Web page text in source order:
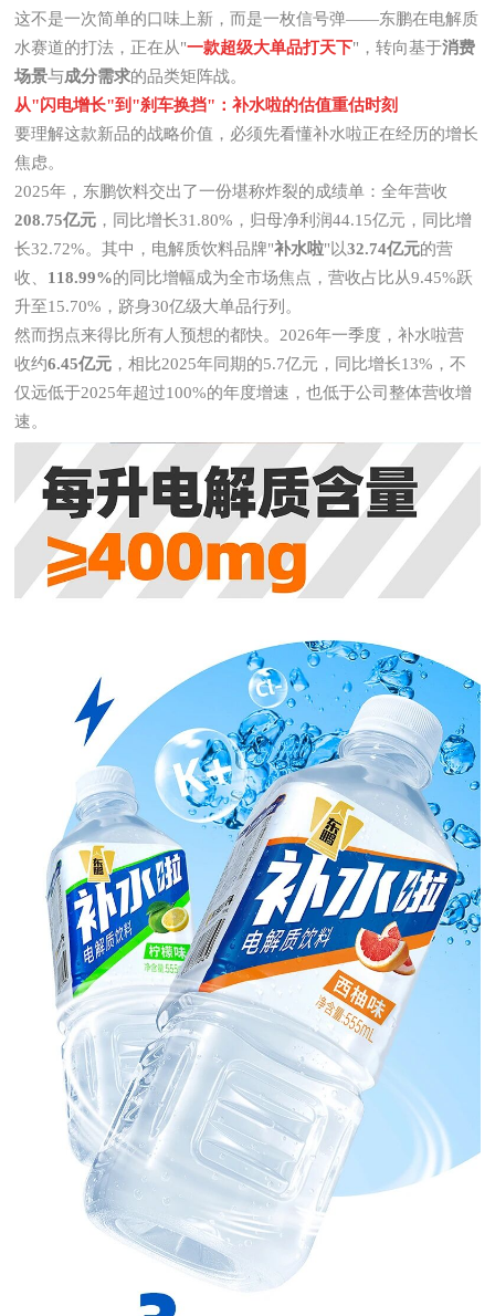
这不是一次简单的口味上新，而是一枚信号弹——东鹏在电解质
水赛道的打法，正在从"一款超级大单品打天下"，转向基于消费
场景与成分需求的品类矩阵战。
从"闪电增长"到"刹车换挡"：补水啦的估值重估时刻
要理解这款新品的战略价值，必须先看懂补水啦正在经历的增长
焦虑。
2025年， 东鹏饮料交出了一份堪称炸裂的成绩单：全年营收
208.75亿元 ，同比增长31.80%，归母净利润44.15亿元，同比增
长32.72%。其中，电解质饮料品牌"补水啦"以32.74亿元的营
收、 118.99%的同比增幅成为全市场焦点，营收占比从9.45%跃
升至15.70%，跻身30亿级大单品行列。
然而拐点来得比所有人预想的都快。2026年一季度，补水啦营
收约6.45亿元 ，相比2025年同期的5.7亿元，同比增长13%，不
仅远低于2025年超过100%的年度增速，也低于公司整体营收增
速。